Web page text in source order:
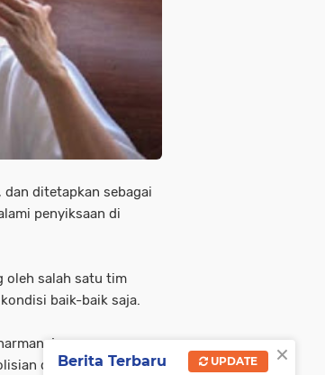
ditetapkan sebagai
penyiksaan di
oleh salah satu tim
baik-baik saja.
juga
dan Densus 88
×
Berita Terbaru UPDATE